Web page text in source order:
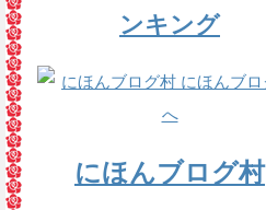
ンキング
にほんブログ村